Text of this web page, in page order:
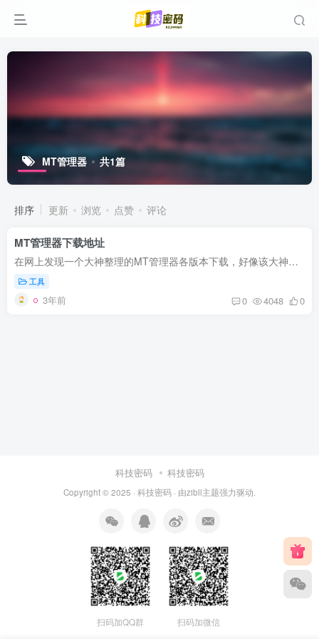
MT管理器 共1篇
排序 更新 浏览 点赞 评论
MT管理器下载地址
在网上发现一个大神整理的MT管理器各版本下载，好像该大神还会持续加入新版本。 其网盘地址是https://binmt.lanzoui.com/b01bivkzc
工具
3年前 0 4048 0
科技密码 科技密码
Copyright © 2025 · 科技密码 · 由zibll主题强力驱动.
扫码加QQ群 扫码加微信